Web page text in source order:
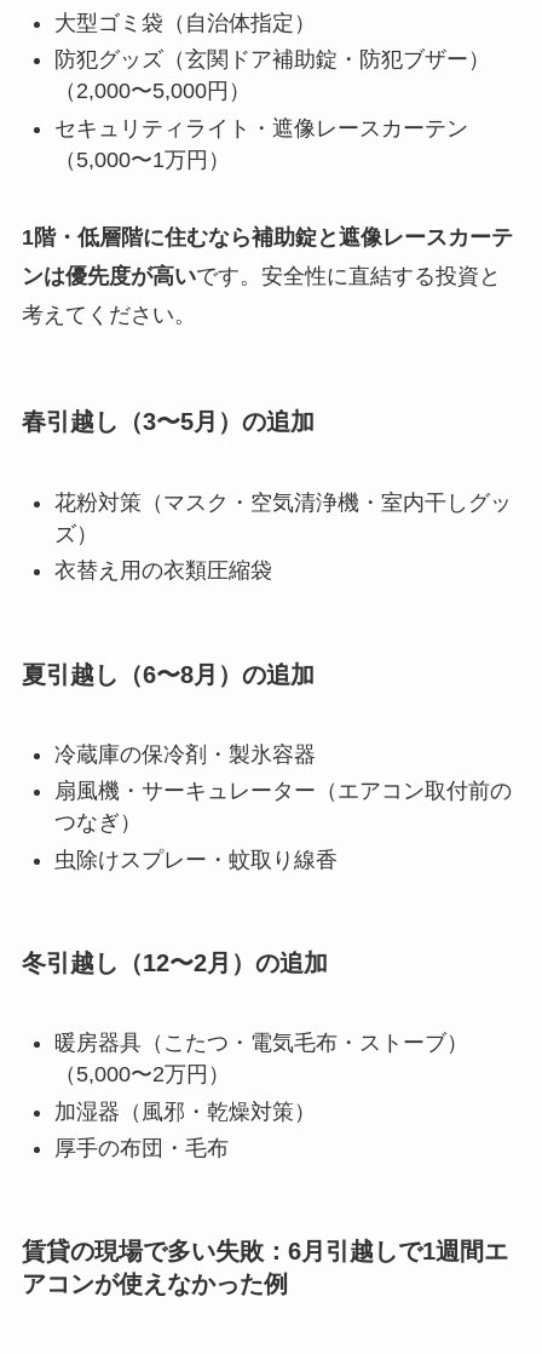
大型ゴミ袋（自治体指定）
防犯グッズ（玄関ドア補助錠・防犯ブザー）
（2,000〜5,000円）
セキュリティライト・遮像レースカーテン
（5,000〜1万円）
1階・低層階に住むなら補助錠と遮像レースカーテ
ンは優先度が高いです。安全性に直結する投資と
考えてください。
春引越し（3〜5月）の追加
花粉対策（マスク・空気清浄機・室内干しグッ
ズ）
衣替え用の衣類圧縮袋
夏引越し（6〜8月）の追加
冷蔵庫の保冷剤・製氷容器
扇風機・サーキュレーター（エアコン取付前の
つなぎ）
虫除けスプレー・蚊取り線香
冬引越し（12〜2月）の追加
暖房器具（こたつ・電気毛布・ストーブ）
（5,000〜2万円）
加湿器（風邪・乾燥対策）
厚手の布団・毛布
賃貸の現場で多い失敗：6月引越しで1週間エ
アコンが使えなかった例